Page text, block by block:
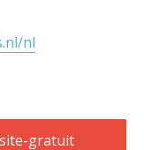
nl